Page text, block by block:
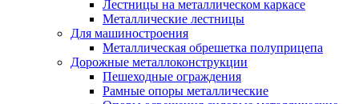
Лестницы на металлическом каркасе
Металлические лестницы
Для машиностроения
Металлическая обрешетка полуприцепа
Дорожные металлоконструкции
Пешеходные ограждения
Рамные опоры металлические